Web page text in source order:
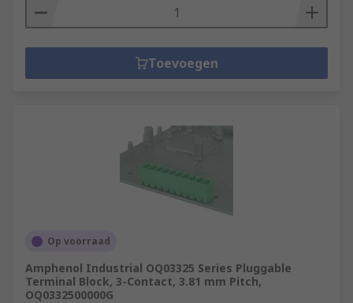
Toevoegen
Op voorraad
Amphenol Industrial OQ03325 Series Pluggable
Terminal Block, 3-Contact, 3.81 mm Pitch,
OQ0332500000G